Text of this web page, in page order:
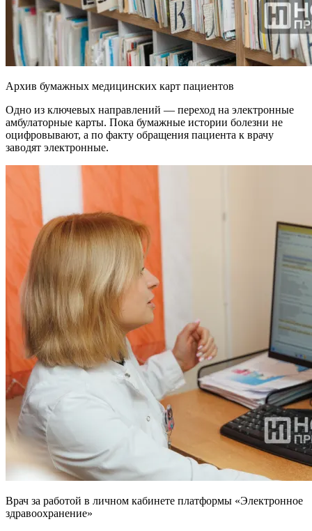
Архив бумажных медицинских карт пациентов
Одно из ключевых направлений — переход на электронные
амбулаторные карты. Пока бумажные истории болезни не
оцифровывают, а по факту обращения пациента к врачу
заводят электронные.
Врач за работой в личном кабинете платформы «Электронное
здравоохранение»